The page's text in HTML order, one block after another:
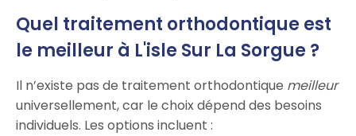
Quel traitement orthodontique est
le meilleur à L'isle Sur La Sorgue ?
Il n’existe pas de traitement orthodontique meilleur
universellement, car le choix dépend des besoins
individuels. Les options incluent :